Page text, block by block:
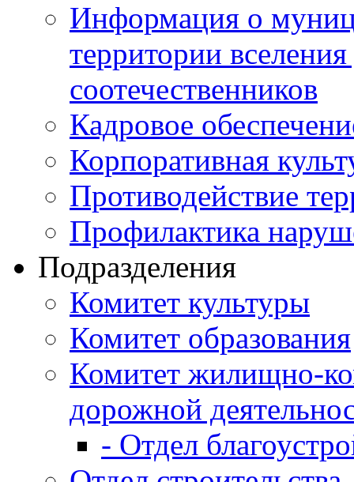
Информация о
территории
соотечественников
Кадровое
Корпоративная
Противодействие
Профилактика
Подразделения
Комитет культуры
Комитет образования
Комитет жилищно-
дорожной
- Отдел